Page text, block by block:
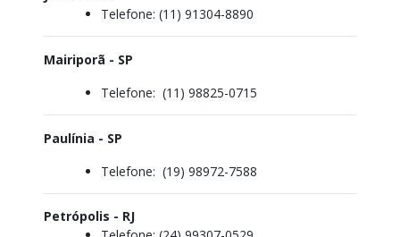
Telefone: (11) 91304-8890
Mairiporã - SP
Telefone: (11) 98825-0715
Paulínia - SP
Telefone: (19) 98972-7588
Petrópolis - RJ